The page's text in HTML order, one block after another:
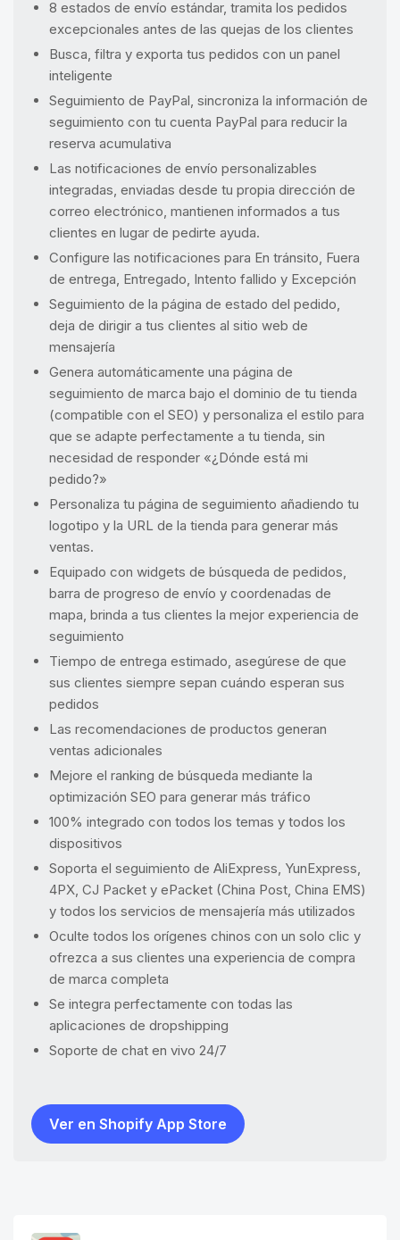
8 estados de envío estándar, tramita los pedidos
excepcionales antes de las quejas de los clientes
Busca, filtra y exporta tus pedidos con un panel
inteligente
Seguimiento de PayPal, sincroniza la información de
seguimiento con tu cuenta PayPal para reducir la
reserva acumulativa
Las notificaciones de envío personalizables
integradas, enviadas desde tu propia dirección de
correo electrónico, mantienen informados a tus
clientes en lugar de pedirte ayuda.
Configure las notificaciones para En tránsito, Fuera
de entrega, Entregado, Intento fallido y Excepción
Seguimiento de la página de estado del pedido,
deja de dirigir a tus clientes al sitio web de
mensajería
Genera automáticamente una página de
seguimiento de marca bajo el dominio de tu tienda
(compatible con el SEO) y personaliza el estilo para
que se adapte perfectamente a tu tienda, sin
necesidad de responder «¿Dónde está mi
pedido?»
Personaliza tu página de seguimiento añadiendo tu
logotipo y la URL de la tienda para generar más
ventas.
Equipado con widgets de búsqueda de pedidos,
barra de progreso de envío y coordenadas de
mapa, brinda a tus clientes la mejor experiencia de
seguimiento
Tiempo de entrega estimado, asegúrese de que
sus clientes siempre sepan cuándo esperan sus
pedidos
Las recomendaciones de productos generan
ventas adicionales
Mejore el ranking de búsqueda mediante la
optimización SEO para generar más tráfico
100% integrado con todos los temas y todos los
dispositivos
Soporta el seguimiento de AliExpress, YunExpress,
4PX, CJ Packet y ePacket (China Post, China EMS)
y todos los servicios de mensajería más utilizados
Oculte todos los orígenes chinos con un solo clic y
ofrezca a sus clientes una experiencia de compra
de marca completa
Se integra perfectamente con todas las
aplicaciones de dropshipping
Soporte de chat en vivo 24/7
Ver en Shopify App Store